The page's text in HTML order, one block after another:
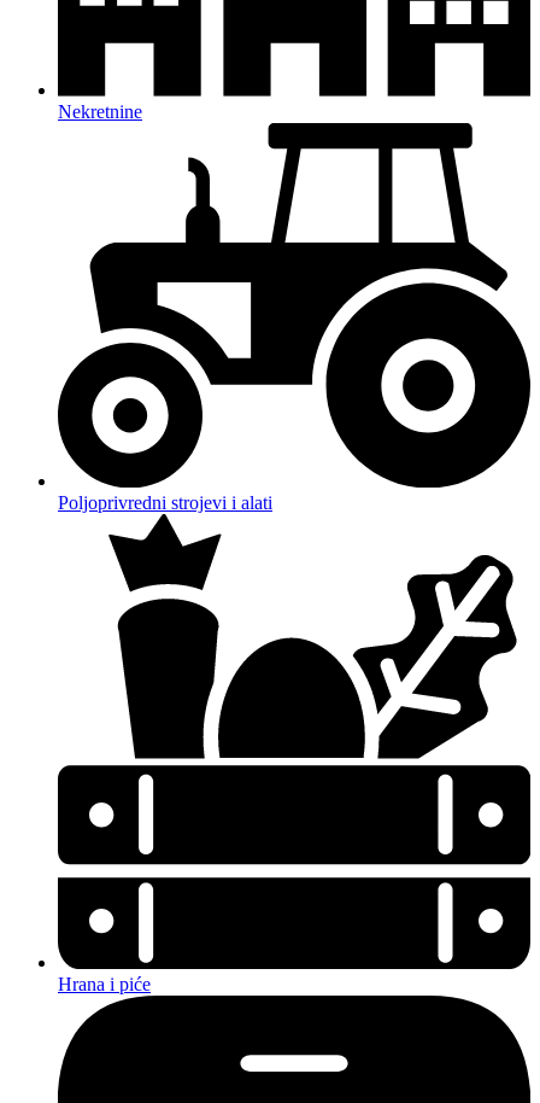
Nekretnine
Poljoprivredni strojevi i alati
Hrana i piće